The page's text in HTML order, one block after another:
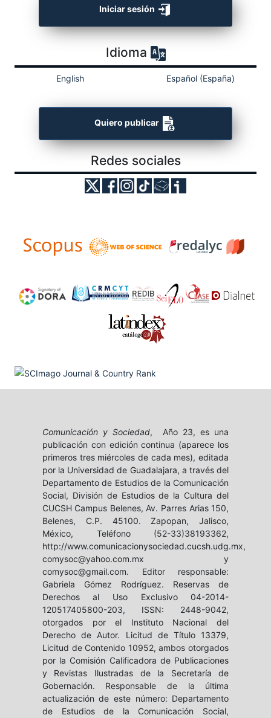
Iniciar sesión
Idioma
English Español (España)
Quiero publicar
Redes sociales
Comunicación y Sociedad, Año 23, es una
publicación con edición continua (aparece los
primeros tres miércoles de cada mes), editada
por la Universidad de Guadalajara, a través del
Departamento de Estudios de la Comunicación
Social, División de Estudios de la Cultura del
CUCSH Campus Belenes, Av. Parres Arias 150,
Belenes, C.P. 45100. Zapopan, Jalisco,
México, Teléfono (52-33)38193362,
http://www.comunicacionysociedad.cucsh.udg.mx,
comysoc@yahoo.com.mx y
comysoc@gmail.com. Editor responsable:
Gabriela Gómez Rodríguez. Reservas de
Derechos al Uso Exclusivo 04-2014-
120517405800-203, ISSN: 2448-9042,
otorgados por el Instituto Nacional del
Derecho de Autor. Licitud de Título 13379,
Licitud de Contenido 10952, ambos otorgados
por la Comisión Calificadora de Publicaciones
y Revistas Ilustradas de la Secretaría de
Gobernación. Responsable de la última
actualización de este número: Departamento
de Estudios de la Comunicación Social,